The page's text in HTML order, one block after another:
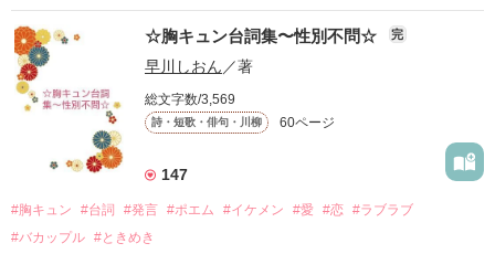
☆胸キュン台詞集〜性別不問☆ 完
早川しおん ／著
総文字数/3,569
詩・短歌・俳句・川柳 60ページ
147
#胸キュン #台詞 #発言 #ポエム #イケメン #愛 #恋 #ラブラブ
#バカップル #ときめき